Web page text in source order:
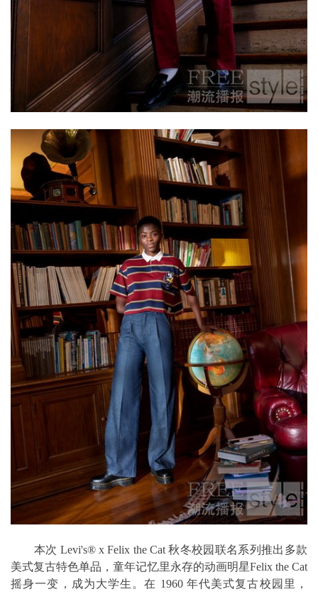
本次 Levi's® x Felix the Cat 秋冬校园联名系列推出多款
美式复古特色单品，童年记忆里永存的动画明星Felix the Cat
摇身一变，成为大学生。在 1960 年代美式复古校园里，